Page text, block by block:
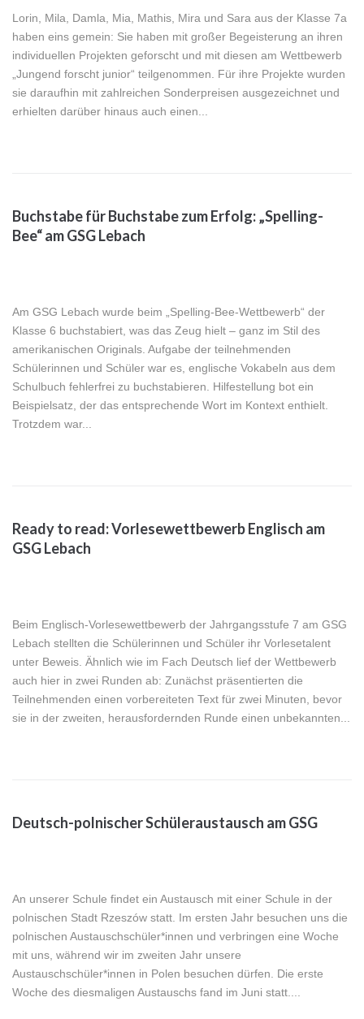
Lorin, Mila, Damla, Mia, Mathis, Mira und Sara aus der Klasse 7a
haben eins gemein: Sie haben mit großer Begeisterung an ihren
individuellen Projekten geforscht und mit diesen am Wettbewerb
„Jungend forscht junior“ teilgenommen. Für ihre Projekte wurden
sie daraufhin mit zahlreichen Sonderpreisen ausgezeichnet und
erhielten darüber hinaus auch einen...
Buchstabe für Buchstabe zum Erfolg: „Spelling-
Bee“ am GSG Lebach
Am GSG Lebach wurde beim „Spelling-Bee-Wettbewerb“ der
Klasse 6 buchstabiert, was das Zeug hielt – ganz im Stil des
amerikanischen Originals. Aufgabe der teilnehmenden
Schülerinnen und Schüler war es, englische Vokabeln aus dem
Schulbuch fehlerfrei zu buchstabieren. Hilfestellung bot ein
Beispielsatz, der das entsprechende Wort im Kontext enthielt.
Trotzdem war...
Ready to read: Vorlesewettbewerb Englisch am
GSG Lebach
Beim Englisch-Vorlesewettbewerb der Jahrgangsstufe 7 am GSG
Lebach stellten die Schülerinnen und Schüler ihr Vorlesetalent
unter Beweis. Ähnlich wie im Fach Deutsch lief der Wettbewerb
auch hier in zwei Runden ab: Zunächst präsentierten die
Teilnehmenden einen vorbereiteten Text für zwei Minuten, bevor
sie in der zweiten, herausfordernden Runde einen unbekannten...
Deutsch-polnischer Schüleraustausch am GSG
An unserer Schule findet ein Austausch mit einer Schule in der
polnischen Stadt Rzeszów statt. Im ersten Jahr besuchen uns die
polnischen Austauschschüler*innen und verbringen eine Woche
mit uns, während wir im zweiten Jahr unsere
Austauschschüler*innen in Polen besuchen dürfen. Die erste
Woche des diesmaligen Austauschs fand im Juni statt....